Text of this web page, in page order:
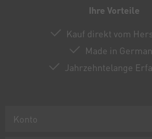
Ihre Vorteile
Kauf direkt vom
Made in
Jahrzehntelange
Konto